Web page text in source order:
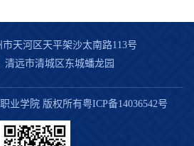
天河区天平架沙太南路113号
清远市清城区东城蟠龙园
业学院 版权所有粤ICP备14036542号